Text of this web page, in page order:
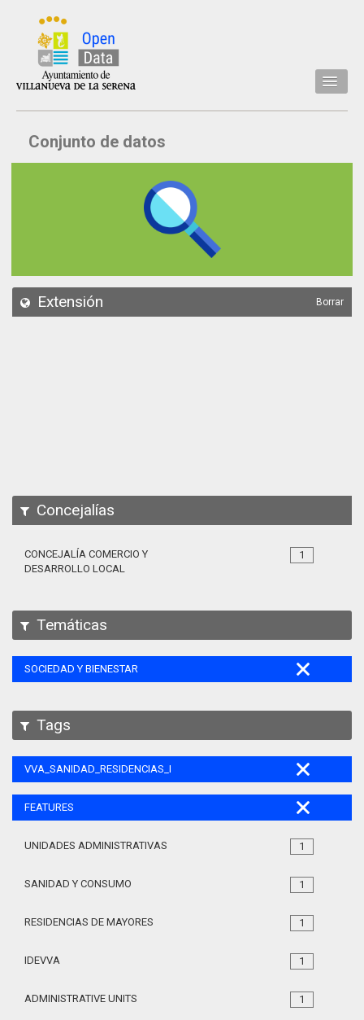
Inicio
Datos
API
Conjunto de datos
Extensión Borrar
Concejalías
1
CONCEJALÍA COMERCIO Y
DESARROLLO LOCAL
Temáticas
SOCIEDAD Y BIENESTAR
Tags
VVA_SANIDAD_RESIDENCIAS_MAYORES_105
FEATURES
1
UNIDADES ADMINISTRATIVAS
1
SANIDAD Y CONSUMO
1
RESIDENCIAS DE MAYORES
1
IDEVVA
1
ADMINISTRATIVE UNITS